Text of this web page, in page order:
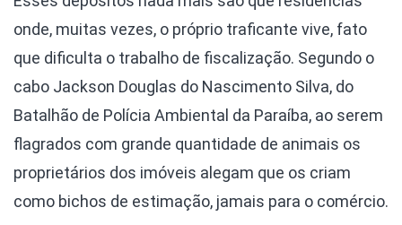
onde, muitas vezes, o próprio traficante vive, fato
que dificulta o trabalho de fiscalização. Segundo o
cabo Jackson Douglas do Nascimento Silva, do
Batalhão de Polícia Ambiental da Paraíba, ao serem
flagrados com grande quantidade de animais os
proprietários dos imóveis alegam que os criam
como bichos de estimação, jamais para o comércio.